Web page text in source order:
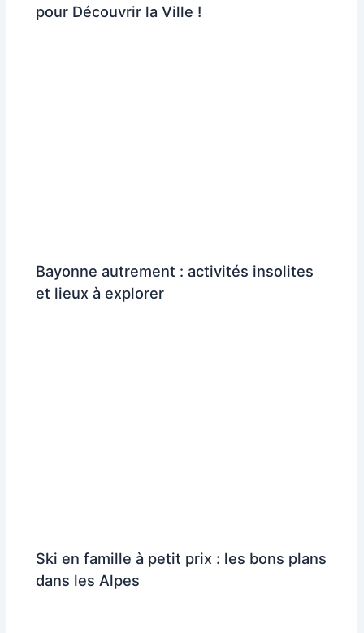
pour Découvrir la Ville !
Bayonne autrement : activités insolites
et lieux à explorer
Ski en famille à petit prix : les bons plans
dans les Alpes